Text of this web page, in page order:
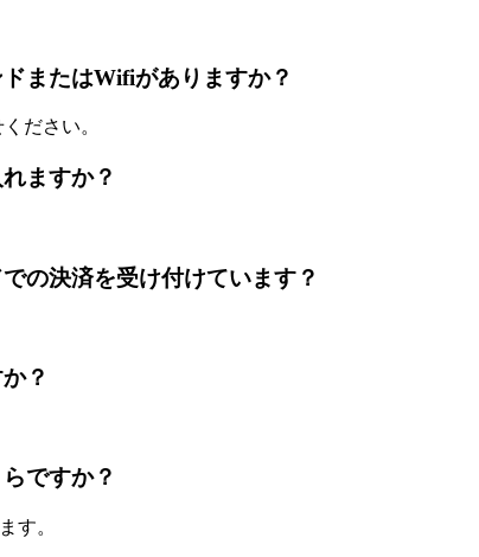
またはWifiがありますか？
ださい。
ますか？
の決済を受け付けています？
？
ですか？
す。